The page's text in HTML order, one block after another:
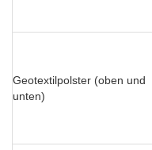
Geotextilpolster (oben und
unten)